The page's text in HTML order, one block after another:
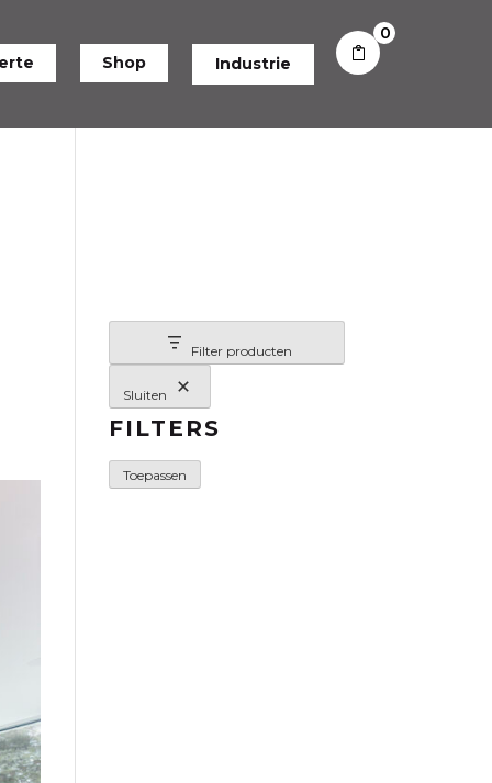
Shop Industrie
0
Filter producten
Sluiten
FILTERS
Toepassen